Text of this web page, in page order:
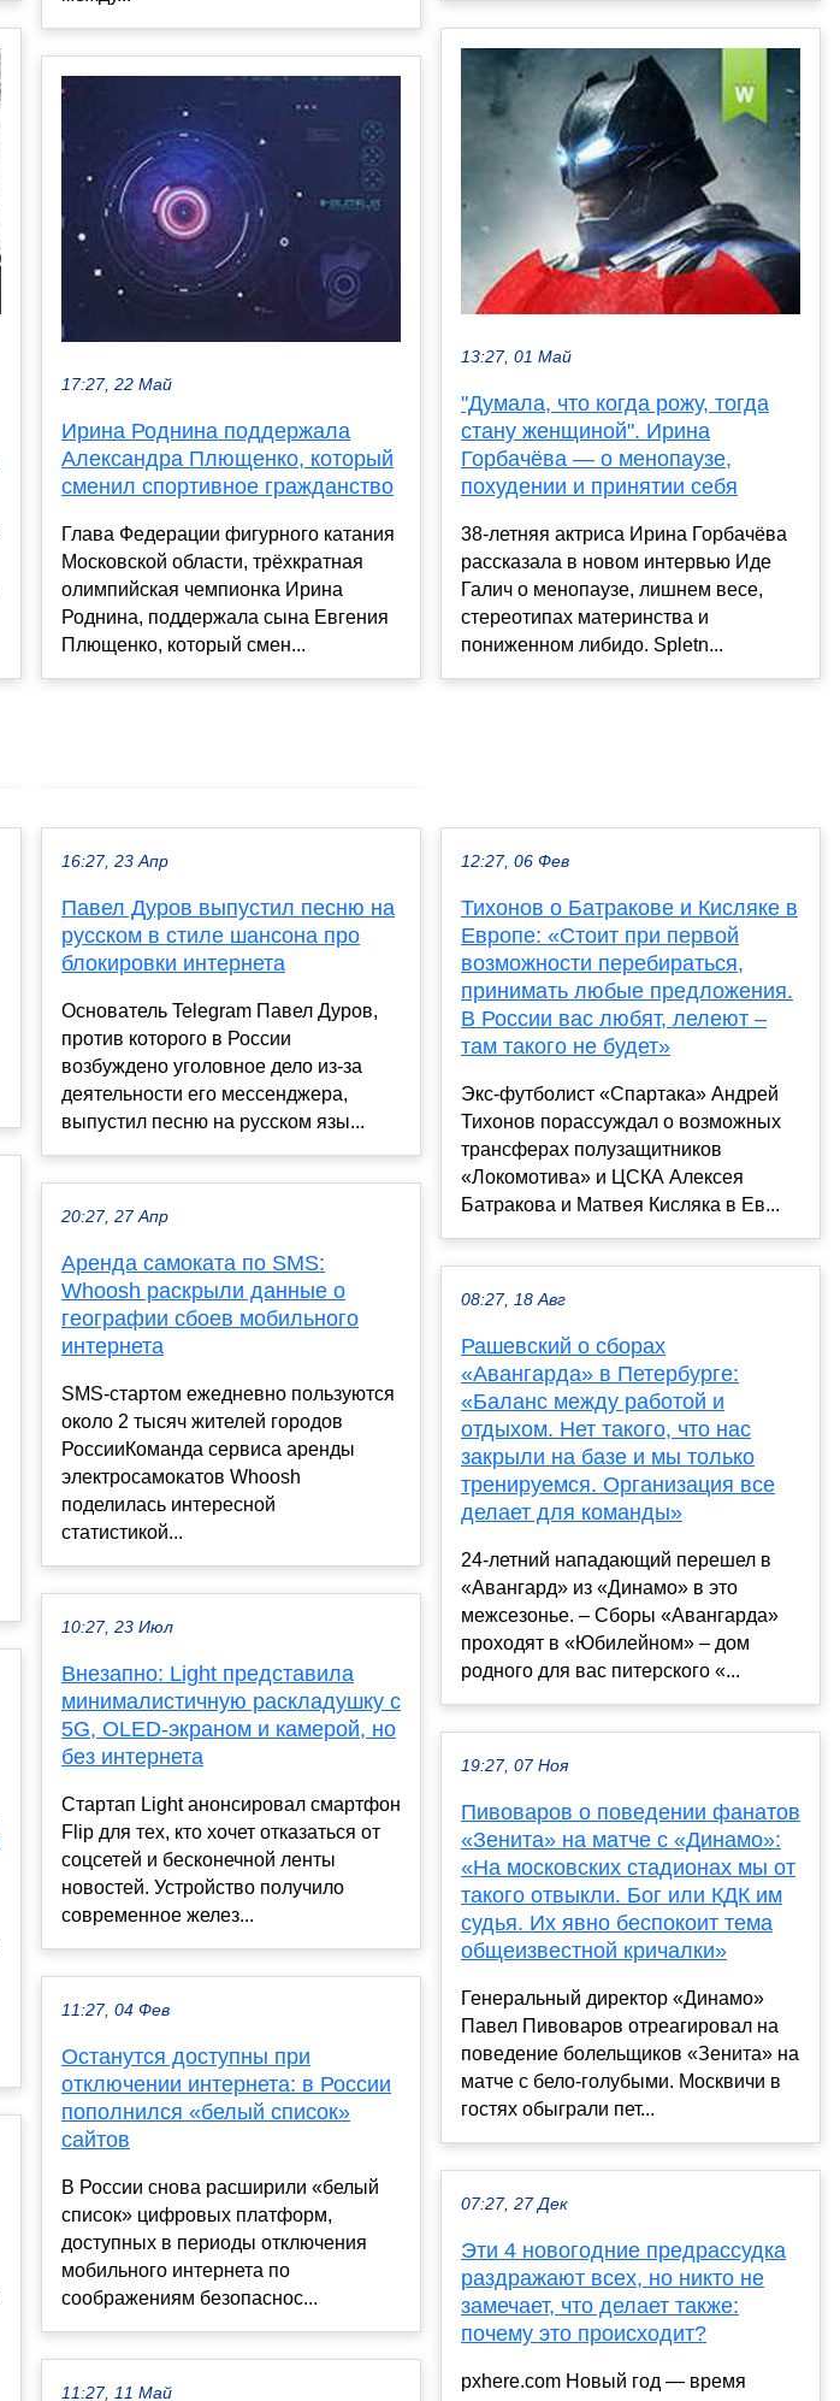
17:27, 22 Май
Ирина Роднина поддержала
Александра Плющенко, который
сменил спортивное гражданство
Глава Федерации фигурного катания
Московской области, трёхкратная
олимпийская чемпионка Ирина
Роднина, поддержала сына Евгения
Плющенко, который смен...
13:27, 01 Май
"Думала, что когда рожу, тогда
стану женщиной". Ирина
Горбачёва — о менопаузе,
похудении и принятии себя
38-летняя актриса Ирина Горбачёва
рассказала в новом интервью Иде
Галич о менопаузе, лишнем весе,
стереотипах материнства и
пониженном либидо. Spletn...
16:27, 23 Апр
Павел Дуров выпустил песню на
русском в стиле шансона про
блокировки интернета
Основатель Telegram Павел Дуров,
против которого в России
возбуждено уголовное дело из-за
деятельности его мессенджера,
выпустил песню на русском язы...
20:27, 27 Апр
Аренда самоката по SMS:
Whoosh раскрыли данные о
географии сбоев мобильного
интернета
SMS-стартом ежедневно пользуются
около 2 тысяч жителей городов
РоссииКоманда сервиса аренды
электросамокатов Whoosh
поделилась интересной
статистикой...
10:27, 23 Июл
Внезапно: Light представила
минималистичную раскладушку с
5G, OLED-экраном и камерой, но
без интернета
Стартап Light анонсировал смартфон
Flip для тех, кто хочет отказаться от
соцсетей и бесконечной ленты
новостей. Устройство получило
современное желез...
11:27, 04 Фев
Останутся доступны при
отключении интернета: в России
пополнился «белый список»
сайтов
В России снова расширили «белый
список» цифровых платформ,
доступных в периоды отключения
мобильного интернета по
соображениям безопаснос...
11:27, 11 Май
12:27, 06 Фев
Тихонов о Батракове и Кисляке в
Европе: «Стоит при первой
возможности перебираться,
принимать любые предложения.
В России вас любят, лелеют –
там такого не будет»
Экс-футболист «Спартака» Андрей
Тихонов порассуждал о возможных
трансферах полузащитников
«Локомотива» и ЦСКА Алексея
Батракова и Матвея Кисляка в Ев...
08:27, 18 Авг
Рашевский о сборах
«Авангарда» в Петербурге:
«Баланс между работой и
отдыхом. Нет такого, что нас
закрыли на базе и мы только
тренируемся. Организация все
делает для команды»
24-летний нападающий перешел в
«Авангард» из «Динамо» в это
межсезонье. – Сборы «Авангарда»
проходят в «Юбилейном» – дом
родного для вас питерского «...
19:27, 07 Ноя
Пивоваров о поведении фанатов
«Зенита» на матче с «Динамо»:
«На московских стадионах мы от
такого отвыкли. Бог или КДК им
судья. Их явно беспокоит тема
общеизвестной кричалки»
Генеральный директор «Динамо»
Павел Пивоваров отреагировал на
поведение болельщиков «Зенита» на
матче с бело-голубыми. Москвичи в
гостях обыграли пет...
07:27, 27 Дек
Эти 4 новогодние предрассудка
раздражают всех, но никто не
замечает, что делает также:
почему это происходит?
pxhere.com Новый год — время